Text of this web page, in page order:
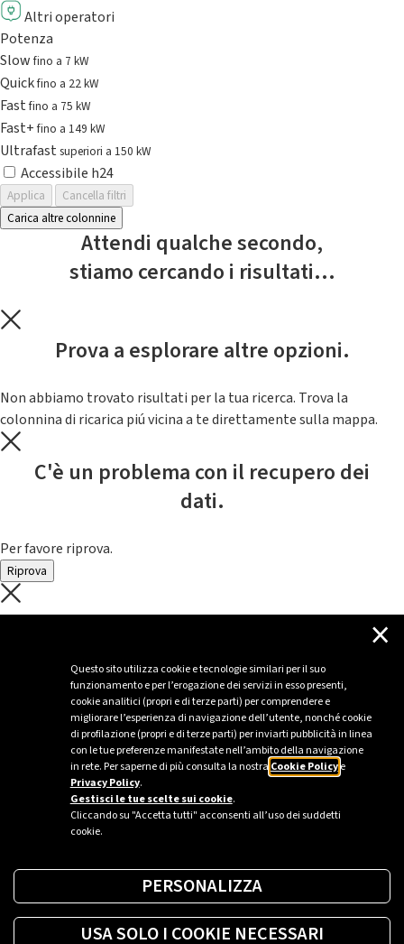
Questo sito utilizza cookie e tecnologie similari per il suo
funzionamento e per l’erogazione dei servizi in esso presenti,
cookie analitici (propri e di terze parti) per comprendere e
migliorare l’esperienza di navigazione dell’utente, nonché cookie
di profilazione (propri e di terze parti) per inviarti pubblicità in linea
con le tue preferenze manifestate nell’ambito della navigazione
in rete. Per saperne di più consulta la nostra Cookie Policye
Privacy Policy.
Gestisci le tue scelte sui cookie.
Cliccando su "Accetta tutti" acconsenti all’uso dei suddetti
cookie.
×
PERSONALIZZA
USA SOLO I COOKIE NECESSARI
Altri operatori
Potenza
Slowfino a 7 kW
Quickfino a 22 kW
Fastfino a 75 kW
Fast+fino a 149 kW
Ultrafast superiori a 150 kW
Accessibile h24
Applica
Cancella filtri
Carica altre colonnine
Attendi qualche secondo,
stiamo cercando i risultati...
Prova a esplorare altre opzioni.
Non abbiamo trovato risultati per la tua ricerca. Trova la
colonnina di ricarica piú vicina a te direttamente sulla mappa.
C'è un problema con il recupero dei
dati.
Per favore riprova.
Riprova
C'è un problema con il recupero dei
Per favore riprova piú tardi
Sei un’azienda o una PA?
Trova la soluzione più giusta per te.
Richiedi una colonnina